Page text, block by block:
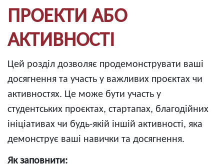
ПРОЕКТИ АБО
АКТИВНОСТІ
Цей розділ дозволяє продемонструвати ваші
досягнення та участь у важливих проєктах чи
активностях. Це може бути участь у
студентських проєктах, стартапах, благодійних
ініціативах чи будь-якій іншій активності, яка
демонструє ваші навички та досягнення.
Як заповнити: